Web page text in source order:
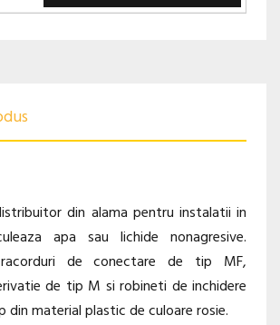
din alama pentru instalatii in
apa sau lichide nonagresive.
de conectare de tip MF,
de tip M si robineti de inchidere
din material plastic de culoare rosie.